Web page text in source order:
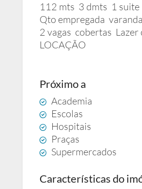
112 mts 3 dmts 1 suite
Qto empregada
2 vagas cobertas
LOCAÇÃO
Próximo a
Academia
Escolas
Hospitais
Praças
Supermercados
Características do